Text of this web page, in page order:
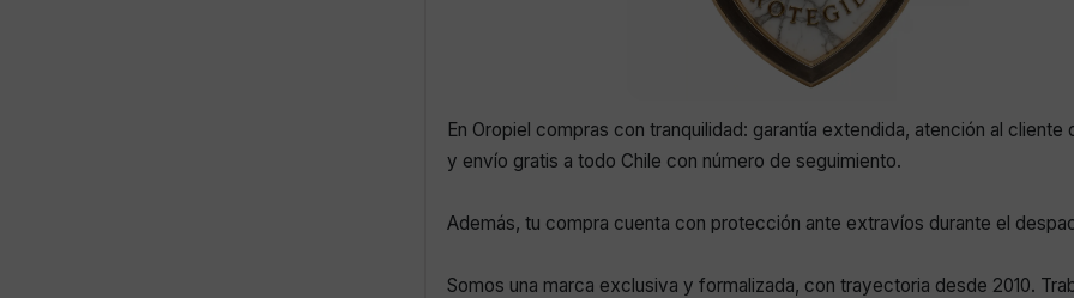
En Oropiel compras con tranquilidad: garantía extendida, atención al cliente
y envío gratis a todo Chile con número de seguimiento.
Además, tu compra cuenta con protección ante extravíos durante el
Somos una marca exclusiva y formalizada, con trayectoria desde 2010.